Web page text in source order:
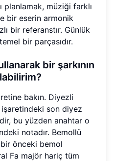
planlamak, müziği farklı
bir eserin armonik
bir referanstır. Günlük
bir parçasıdır.
bir şarkının
bakın. Diyezli
son diyez
bu yüzden anahtar o
notadır. Bemollü
önceki bemol
Fa majör hariç tüm